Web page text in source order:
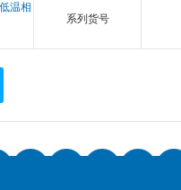
温相
系列货号